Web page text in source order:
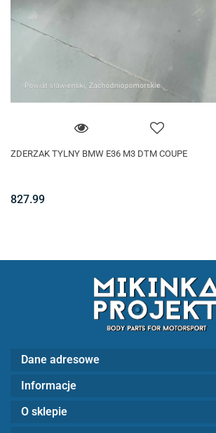
ZDERZAK TYLNY BMW E36 M3 DTM COUPE
827.99
Dane adresowe
Informacje
O sklepie